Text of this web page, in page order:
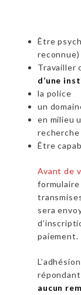
Être
reconnue)
Travailler
d’une
la police
un
en milieu
Être
Avant de
sera
paiement.
aucun